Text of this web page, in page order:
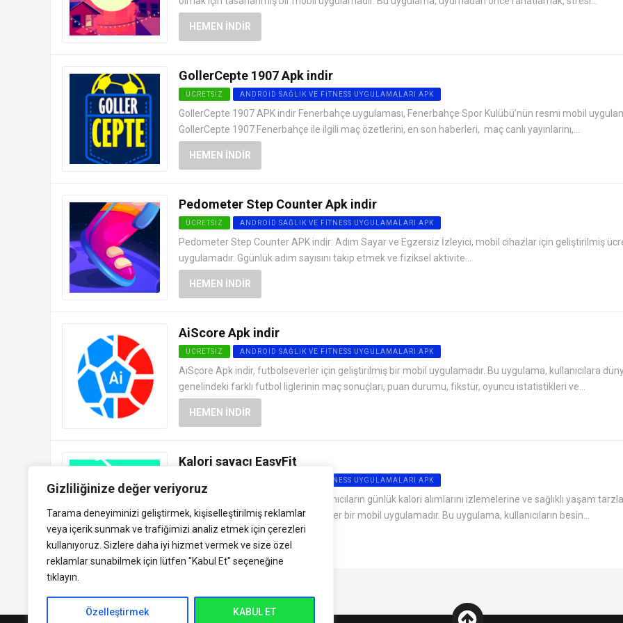
Gizliliğinize değer veriyoruz
Tarama deneyiminizi geliştirmek, kişiselleştirilmiş reklamlar
veya içerik sunmak ve trafiğimizi analiz etmek için çerezleri
kullanıyoruz. Sizlere daha iyi hizmet vermek ve size özel
reklamlar sunabilmek için lütfen "Kabul Et" seçeneğine
tıklayın.
Özelleştirmek KABUL ET
HEMEN İNDIR
GollerCepte 1907 Apk indir
ÜCRETSIZ ANDROID SAĞLIK VE FITNESS UYGULAMALARI APK
GollerCepte 1907 APK indir Fenerbahçe uygulaması, Fenerbahçe Spor Kulübü’nün resmi mobil
GollerCepte 1907 Fenerbahçe ile ilgili maç özetlerini, en son haberleri, maç canlı yayınlarını,...
HEMEN İNDIR
Pedometer Step Counter Apk indir
ÜCRETSIZ ANDROID SAĞLIK VE FITNESS UYGULAMALARI APK
Pedometer Step Counter APK indir: Adım Sayar ve Egzersiz İzleyici, mobil cihazlar için geliştirilmiş
uygulamadır. Ggünlük adım sayısını takip etmek ve fiziksel aktivite...
HEMEN İNDIR
AiScore Apk indir
ÜCRETSIZ ANDROID SAĞLIK VE FITNESS UYGULAMALARI APK
AiScore Apk indir, futbolseverler için geliştirilmiş bir mobil uygulamadır. Bu uygulama, kullanıcılara
genelindeki farklı futbol liglerinin maç sonuçları, puan durumu, fikstür, oyuncu istatistikleri ve...
HEMEN İNDIR
Kalori sayacı EasyFit
ANDROID SAĞLIK VE FITNESS UYGULAMALARI APK
Kalori sayacı EasyFit APK indir, kullanıcıların günlük kalori alımlarını izlemelerine ve sağlıklı yaşam
sürdürmelerine yardımcı olan popüler bir mobil uygulamadır. Bu uygulama, kullanıcıların besin...
HEMEN İNDIR